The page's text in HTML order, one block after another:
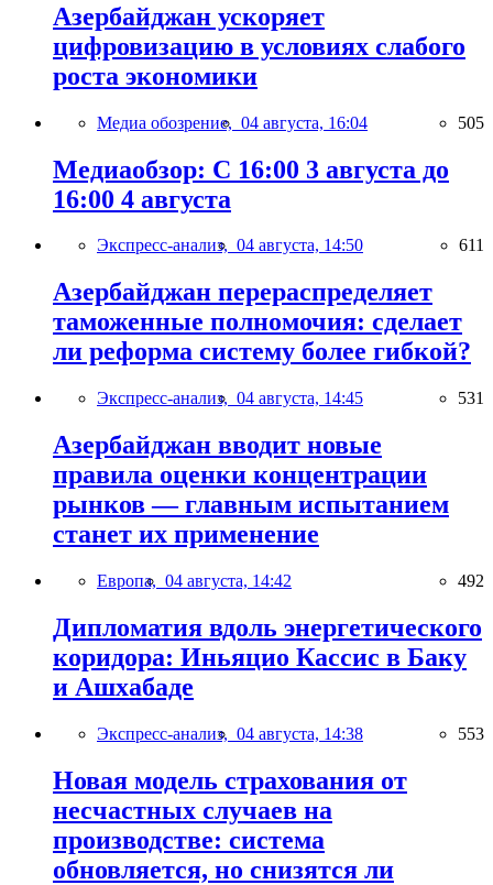
Азербайджан ускоряет
цифровизацию в условиях слабого
роста экономики
Медиа обозрение, 04 августа, 16:04 505
Медиаобзор: С 16:00 3 августа до
16:00 4 августа
Экспресс-анализ, 04 августа, 14:50 611
Азербайджан перераспределяет
таможенные полномочия: сделает
ли реформа систему более гибкой?
Экспресс-анализ, 04 августа, 14:45 531
Азербайджан вводит новые
правила оценки концентрации
рынков — главным испытанием
станет их применение
Европа, 04 августа, 14:42 492
Дипломатия вдоль энергетического
коридора: Иньяцио Кассис в Баку
и Ашхабаде
Экспресс-анализ, 04 августа, 14:38 553
Новая модель страхования от
несчастных случаев на
производстве: система
обновляется, но снизятся ли